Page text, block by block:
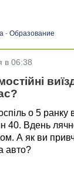
- Образование
в 06:38
о 5 ранку
40. Вдень
А як ви
авто?